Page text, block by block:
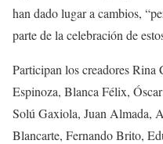
han dado lugar a cambios,
parte de la celebración de
Participan los creadores Rina
Espinoza, Blanca Félix,
Solú Gaxiola, Juan Almada,
Blancarte, Fernando Brito,